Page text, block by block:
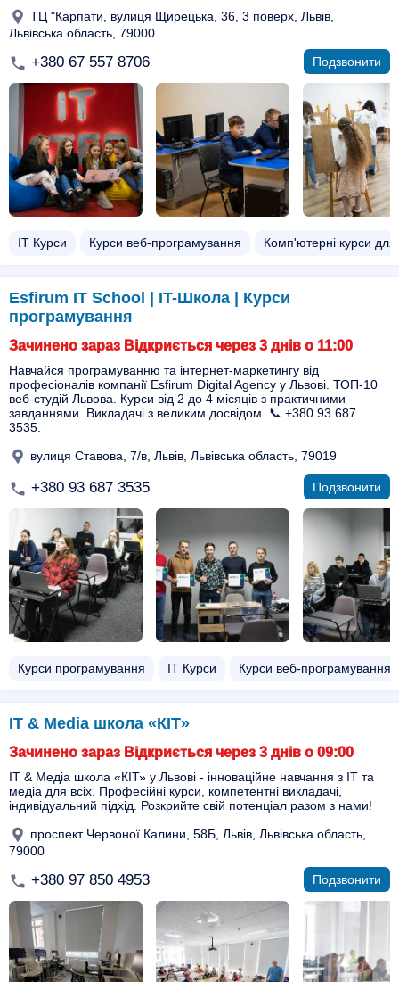
ТЦ "Карпати, вулиця Щирецька, 36, 3 поверх, Львів,
Львівська область, 79000
+380 67 557 8706 Подзвонити
ІТ Курси Курси веб-програмування Комп'ютерні курси для
Esfirum IT School | IT-Школа | Курси
програмування
Зачинено зараз Відкриється через 3 днів о 11:00
Навчайся програмуванню та інтернет-маркетингу від
професіоналів компанії Esfirum Digital Agency у Львові. ТОП-10
веб-студій Львова. Курси від 2 до 4 місяців з практичними
завданнями. Викладачі з великим досвідом. 📞 +380 93 687
3535.
вулиця Ставова, 7/в, Львів, Львівська область, 79019
+380 93 687 3535 Подзвонити
Курси програмування ІТ Курси Курси веб-програмування
IT & Media школа «КІТ»
Зачинено зараз Відкриється через 3 днів о 09:00
ІТ & Медіа школа «КІТ» у Львові - інноваційне навчання з ІТ та
медіа для всіх. Професійні курси, компетентні викладачі,
індивідуальний підхід. Розкрийте свій потенціал разом з нами!
проспект Червоної Калини, 58Б, Львів, Львівська область,
79000
+380 97 850 4953 Подзвонити